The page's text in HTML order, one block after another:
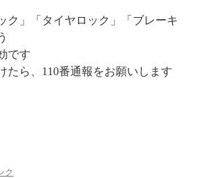
ク」「タイヤロック」「ブレーキ
です
たら、110番通報をお願いします
ク